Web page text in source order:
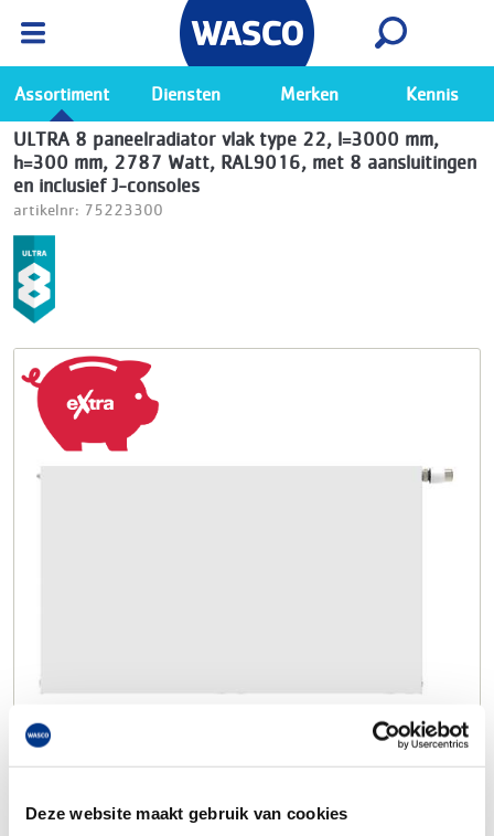
Deze website maakt gebruik van cookies
Ga naar de Wasco app
Bekijk
Assortiment Diensten Merken Kennis
ULTRA 8 paneelradiator vlak type 22, l=3000 mm,
h=300 mm, 2787 Watt, RAL9016, met 8 aansluitingen
en inclusief J-consoles
artikelnr: 75223300